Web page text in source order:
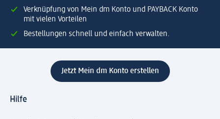
Verknüpfung von Mein dm Konto und PAYBACK Konto
mit vielen Vorteilen
Bestellungen schnell und einfach verwalten.
Jetzt Mein dm Konto erstellen
Hilfe